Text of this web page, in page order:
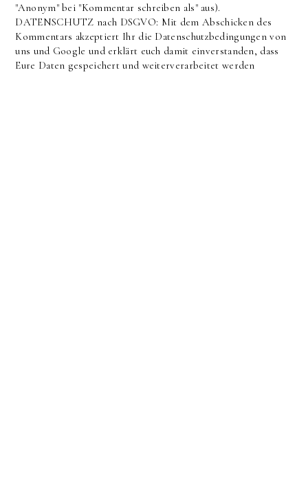
"Anonym" bei "Kommentar schreiben als" aus).
DATENSCHUTZ nach DSGVO: Mit dem Abschicken des
Kommentars akzeptiert Ihr die Datenschutzbedingungen von
uns und Google und erklärt euch damit einverstanden, dass
Eure Daten gespeichert und weiterverarbeitet werden